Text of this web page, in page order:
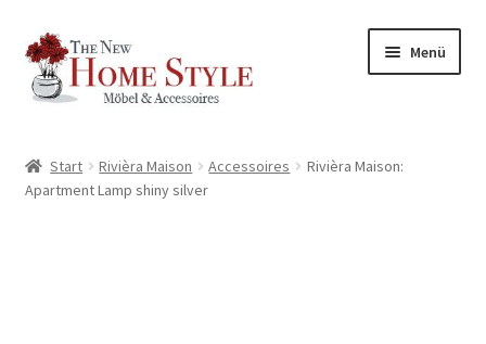
Zur
Navigation
springen
Zum
Inhalt
springen
Menü
Start Rivièra Maison Accessoires
Rivièra Maison:
Apartment Lamp shiny silver